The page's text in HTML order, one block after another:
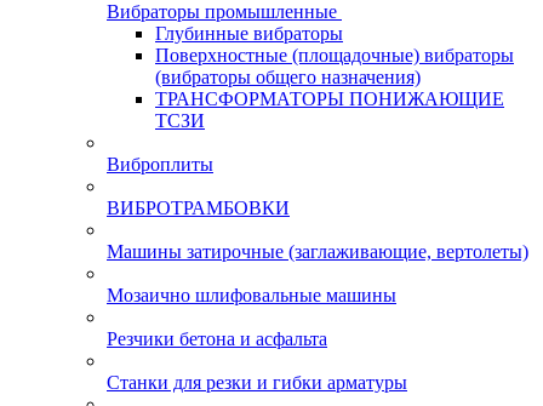
Вибраторы промышленные
Глубинные вибраторы
Поверхностные (площадочные) вибраторы
(вибраторы общего назначения)
ТРАНСФОРМАТОРЫ ПОНИЖАЮЩИЕ
ТСЗИ
Виброплиты
ВИБРОТРАМБОВКИ
Машины затирочные (заглаживающие, вертолеты)
Мозаично шлифовальные машины
Резчики бетона и асфальта
Станки для резки и гибки арматуры